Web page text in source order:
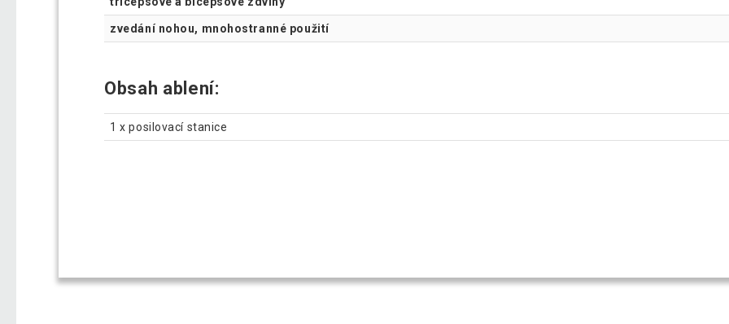
zvedání nohou, mnohostranné použití
Obsah ablení:
1 x posilovací stanice